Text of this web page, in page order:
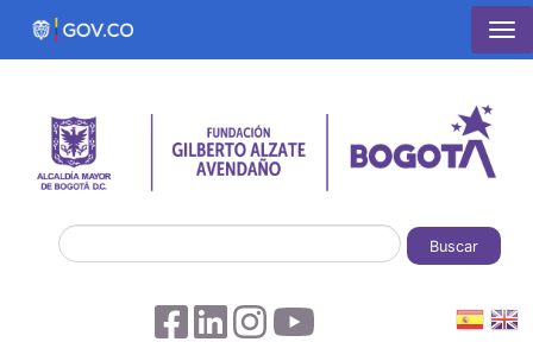
Pasar al contenido principal
Buscar